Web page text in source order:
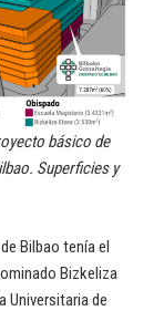
básico de
Superficies y
Bilbao tenía el
Bizkeliza
Universitaria de